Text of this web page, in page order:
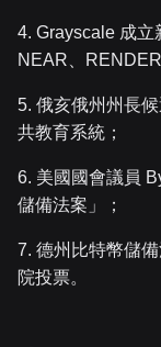
4. Grayscale 成立
NEAR、RENDER
5. 俄亥俄州州長
共教育系統；
6. 美國國會議員
儲備法案」；
7. 德州比特幣儲
院投票。